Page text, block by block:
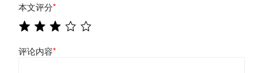
本文评分*
评论内容*